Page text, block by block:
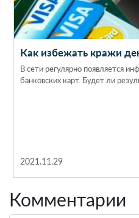
Как избежать кражи
В сети регулярно появляется
банковских карт. Будет ли
2021.11.29
Комментарии